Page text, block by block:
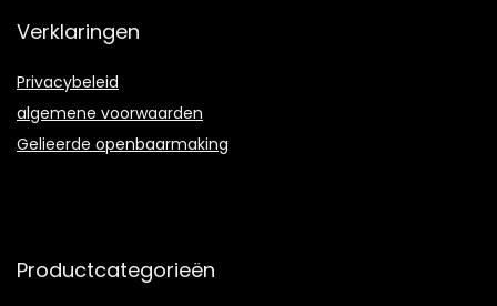
Verklaringen
Privacybeleid
algemene voorwaarden
Gelieerde openbaarmaking
Productcategorieën